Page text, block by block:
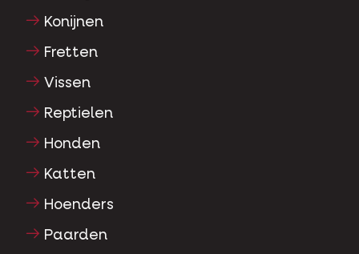
Konijnen
Fretten
Vissen
Reptielen
Honden
Katten
Hoenders
Paarden